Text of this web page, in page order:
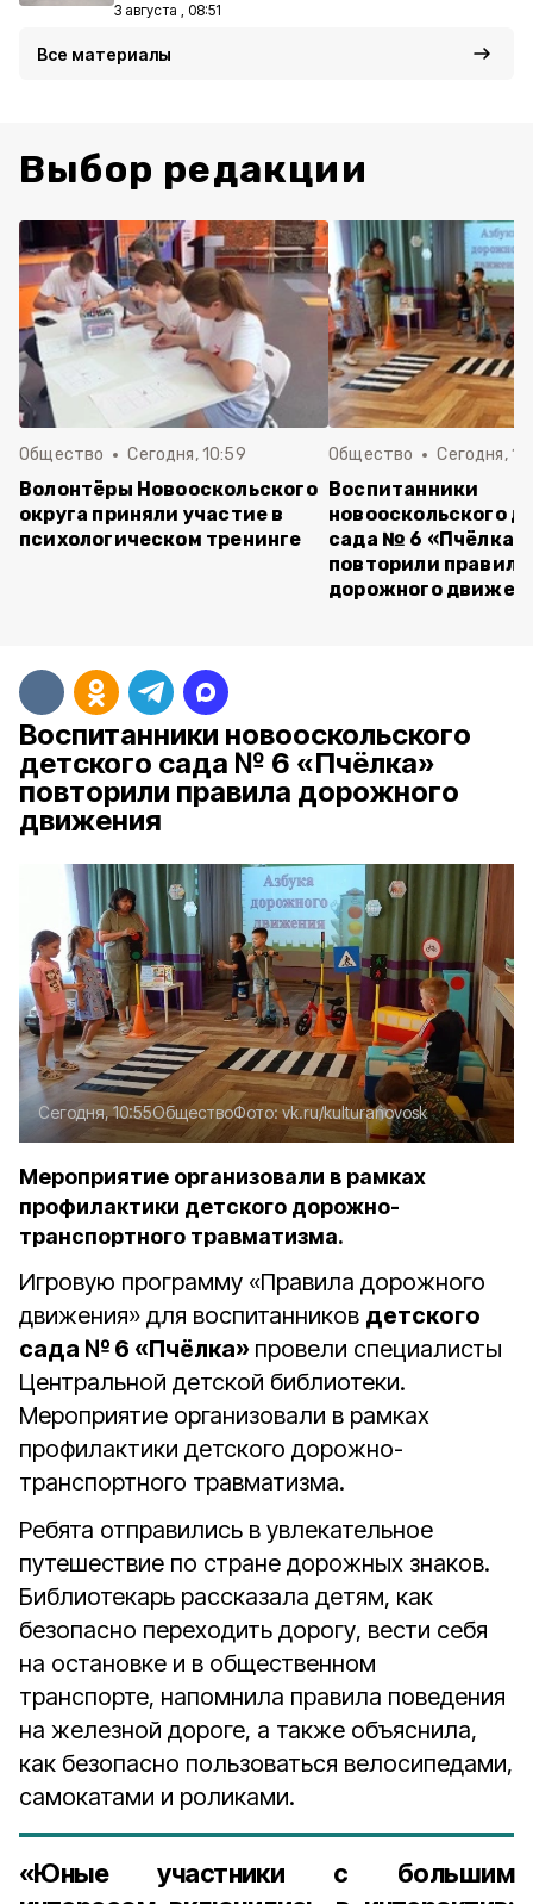
3 августа , 08:51
Все материалы
Выбор редакции
Общество Сегодня, 10:59
Волонтёры Новооскольского
округа приняли участие в
психологическом тренинге
Общество Сегодня,
Воспитанники
новооскольского
сада № 6 «Пчёлка»
повторили правила
дорожного
Воспитанники новооскольского
детского сада № 6 «Пчёлка»
повторили правила дорожного
движения
Сегодня, 10:55ОбществоФото: vk.ru/kulturanovosk
Мероприятие организовали в рамках
профилактики детского дорожно-
транспортного травматизма.
Игровую программу «Правила дорожного
движения» для воспитанников детского
сада № 6 «Пчёлка» провели специалисты
Центральной детской библиотеки.
Мероприятие организовали в рамках
профилактики детского дорожно-
транспортного травматизма.
Ребята отправились в увлекательное
путешествие по стране дорожных знаков.
Библиотекарь рассказала детям, как
безопасно переходить дорогу, вести себя
на остановке и в общественном
транспорте, напомнила правила поведения
на железной дороге, а также объяснила,
как безопасно пользоваться велосипедами,
самокатами и роликами.
«Юные участники с большим